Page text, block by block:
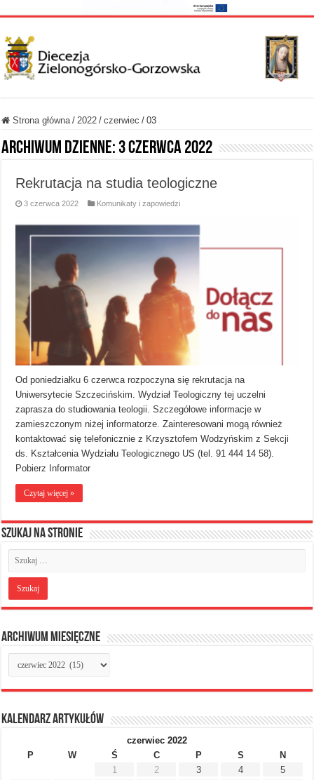
Strona główna / 2022 / czerwiec / 03
Archiwum dzienne:3 czerwca 2022
Rekrutacja na studia teologiczne
3 czerwca 2022 Komunikaty i zapowiedzi
Od poniedziałku 6 czerwca rozpoczyna się rekrutacja na
Uniwersytecie Szczecińskim. Wydział Teologiczny tej uczelni
zaprasza do studiowania teologii. Szczegółowe informacje w
zamieszczonym niżej informatorze. Zainteresowani mogą również
kontaktować się telefonicznie z Krzysztofem Wodzyńskim z Sekcji
ds. Kształcenia Wydziału Teologicznego US (tel. 91 444 14 58).
Pobierz Informator
Czytaj więcej »
Szukaj na stronie
Archiwum miesięczne
Archiwum
miesięczne
Kalendarz artykułów
czerwiec 2022
P
W Ś C P S
N
1
2 3 4
5